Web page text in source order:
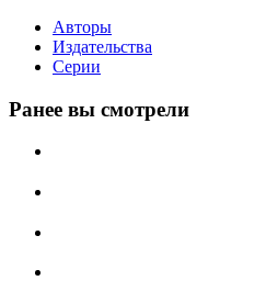
Авторы
Издательства
Серии
Ранее вы смотрели